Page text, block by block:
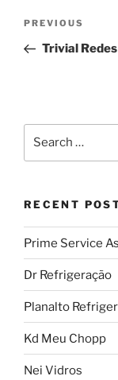
Previous
Post
PREVIOUS
Trivial Redes
RECENT
Prime Service
Dr Refrigeração
Planalto
Kd Meu Chopp
Nei Vidros